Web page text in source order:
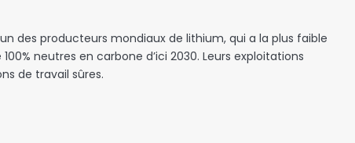
des producteurs mondiaux de lithium, qui a la plus faible
neutres en carbone d’ici 2030. Leurs exploitations
de travail sûres.